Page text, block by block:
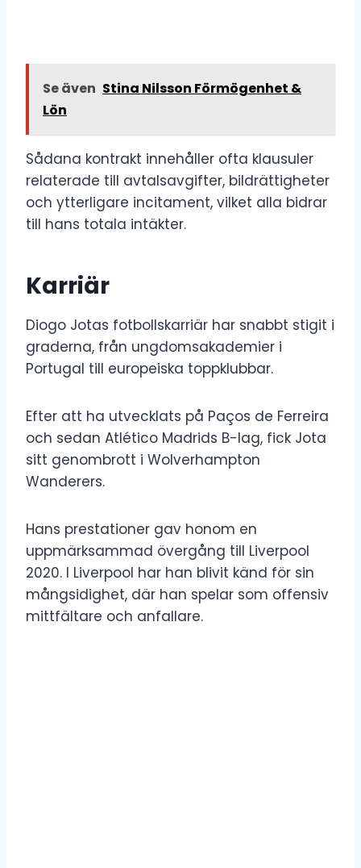
Se även Stina Nilsson Förmögenhet &
Lön
Sådana kontrakt innehåller ofta klausuler
relaterade till avtalsavgifter, bildrättigheter
och ytterligare incitament, vilket alla bidrar
till hans totala intäkter.
Karriär
Diogo Jotas fotbollskarriär har snabbt stigit i
graderna, från ungdomsakademier i
Portugal till europeiska toppklubbar.
Efter att ha utvecklats på Paços de Ferreira
och sedan Atlético Madrids B-lag, fick Jota
sitt genombrott i Wolverhampton
Wanderers.
Hans prestationer gav honom en
uppmärksammad övergång till Liverpool
2020. I Liverpool har han blivit känd för sin
mångsidighet, där han spelar som offensiv
mittfältare och anfallare.